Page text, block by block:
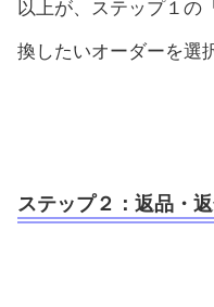
以上が、ステップ１の
換したいオーダーを選
ステップ２： 返品・